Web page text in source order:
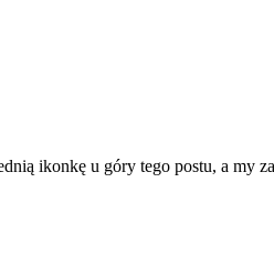
ikonkę u góry tego postu, a my